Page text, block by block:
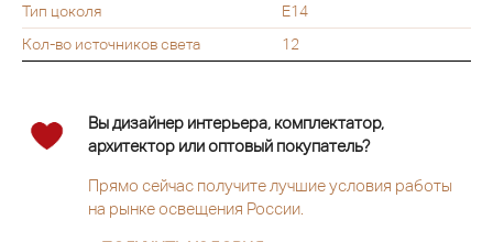
Тип цоколя
E14
Кол-во источников света
12
Вы дизайнер интерьера, комплектатор,
архитектор или оптовый покупатель?
Прямо сейчас получите лучшие условия работы
на рынке освещения России.